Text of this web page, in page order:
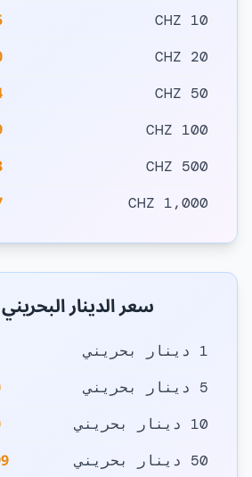
10 CHZ
20 CHZ
50 CHZ
100 CHZ
500 CHZ
1,000 CHZ
سعر الدينار
1 دينار بحريني
5 دينار بحريني
10 دينار بحريني
50 دينار بحريني